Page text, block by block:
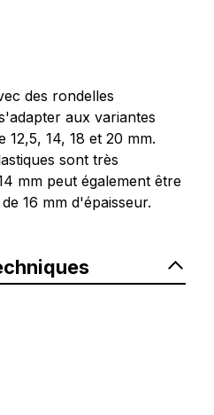
des rondelles
aux variantes
12,5, 14, 18 et 20 mm.
sont très
mm peut également être
16 mm d'épaisseur.